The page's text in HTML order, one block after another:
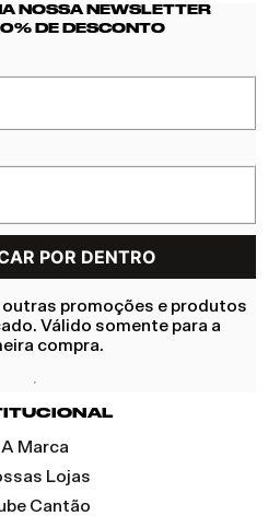
NOSSA NEWSLETTER
DE DESCONTO
promoções e produtos
Válido somente para a
compra.
A Marca
Lojas
Cantão